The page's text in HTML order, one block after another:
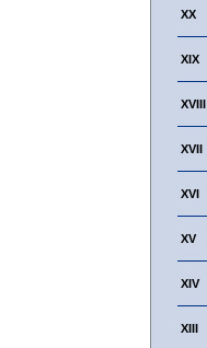
XX
XIX
XVIII
XVII
XVI
XV
XIV
XIII